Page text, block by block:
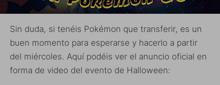
Sin duda, si tenéis Pokémon que transferir, es un
buen momento para esperarse y hacerlo a partir
del miércoles. Aquí podéis ver el anuncio oficial en
forma de video del evento de Halloween: